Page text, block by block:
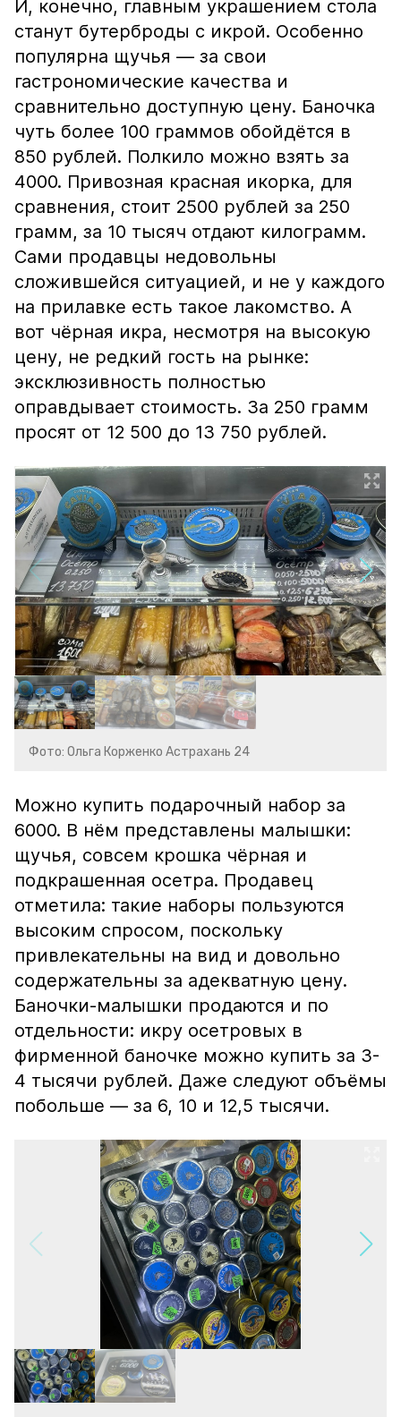
И, конечно, главным украшением стола
станут бутерброды с икрой. Особенно
популярна щучья — за свои
гастрономические качества и
сравнительно доступную цену. Баночка
чуть более 100 граммов обойдётся в
850 рублей. Полкило можно взять за
4000. Привозная красная икорка, для
сравнения, стоит 2500 рублей за 250
грамм, за 10 тысяч отдают килограмм.
Сами продавцы недовольны
сложившейся ситуацией, и не у каждого
на прилавке есть такое лакомство. А
вот чёрная икра, несмотря на высокую
цену, не редкий гость на рынке:
эксклюзивность полностью
оправдывает стоимость. За 250 грамм
просят от 12 500 до 13 750 рублей.
Фото: Ольга Корженко Астрахань 24
Можно купить подарочный набор за
6000. В нём представлены малышки:
щучья, совсем крошка чёрная и
подкрашенная осетра. Продавец
отметила: такие наборы пользуются
высоким спросом, поскольку
привлекательны на вид и довольно
содержательны за адекватную цену.
Баночки-малышки продаются и по
отдельности: икру осетровых в
фирменной баночке можно купить за 3-
4 тысячи рублей. Даже следуют объёмы
побольше — за 6, 10 и 12,5 тысячи.